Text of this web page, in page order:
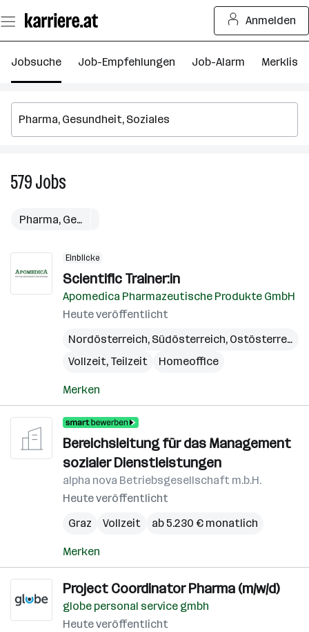
Seiteninhalt
springen
Anmelden
Jobsuche Job-Empfehlungen Job-Alarm Merkliste
579Jobs
Pharma, Gesundheit, Soziales
Einblicke
Scientific Trainer:in
Apomedica Pharmazeutische Produkte GmbH
Heute veröffentlicht
Nordösterreich, Südösterreich, Ostösterreich
Vollzeit, Teilzeit
Homeoffice
Merken
Bereichsleitung für das Management
sozialer Dienstleistungen
alpha nova Betriebsgesellschaft m.b.H.
Heute veröffentlicht
Graz
Vollzeit ab 5.230 € monatlich
Merken
Project Coordinator Pharma (m/w/d)
globe personal service gmbh
Heute veröffentlicht